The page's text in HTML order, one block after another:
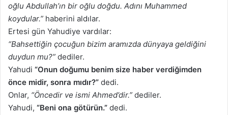
oğlu Abdullah’ın bir oğlu doğdu. Adını Muhammed
koydular.” haberini aldılar.
Ertesi gün Yahudiye vardılar:
“Bahsettiğin çocuğun bizim aramızda dünyaya geldiğini
duydun mu?” dediler.
Yahudi “Onun doğumu benim size haber verdiğimden
önce midir, sonra mıdır?” dedi.
Onlar, “Öncedir ve ismi Ahmed’dir.” dediler.
Yahudi, “Beni ona götürün.” dedi.